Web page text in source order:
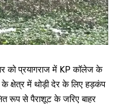
को प्रयागराज में KP कॉलेज के
क्षेत्र में थोड़ी देर के लिए हड़कंप
रूप से पैराशूट के जरिए बाहर